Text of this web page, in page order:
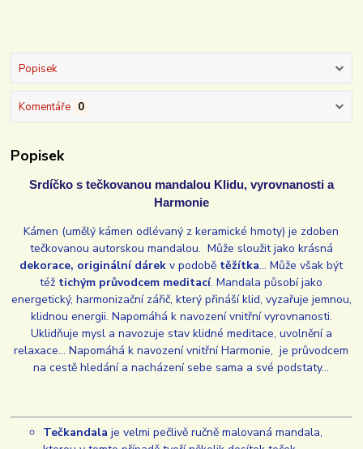
Popisek
Komentáře 0
Popisek
Srdíčko s tečkovanou mandalou Klidu, vyrovnanosti a
Harmonie
Kámen (umělý kámen odlévaný z keramické hmoty) je zdoben
tečkovanou autorskou mandalou. Může sloužit jako krásná
dekorace, originální dárek v podobě těžítka... Může však být
též tichým průvodcem meditací. Mandala působí jako
energetický, harmonizační zářič, který přináší klid, vyzařuje jemnou,
klidnou energii. Napomáhá k navození vnitřní vyrovnanosti.
Uklidňuje mysl a navozuje stav klidné meditace, uvolnění a
relaxace... Napomáhá k navození vnitřní Harmonie, je průvodcem
na cestě hledání a nacházení sebe sama a své podstaty...
Tečkandala je velmi pečlivě ručně malovaná mandala,